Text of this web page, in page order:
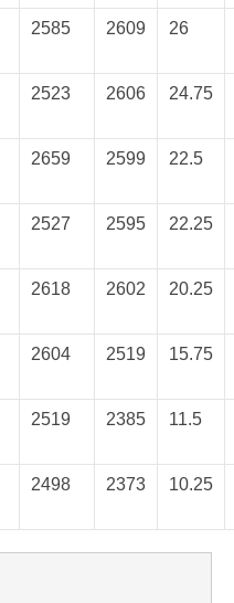
2585 2609 26
2523 2606 24.75
2659 2599 22.5
2527 2595 22.25
2618 2602 20.25
2604 2519 15.75
2519 2385 11.5
2498 2373 10.25